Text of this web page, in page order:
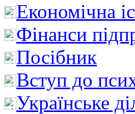
Економічна
Фінанси
Посібник
Вступ до
Українське